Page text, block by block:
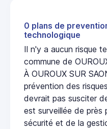
0 plans de
technologique
Il n'y a aucun risque
commune de
À OUROUX SUR
prévention des
devrait pas susciter
est surveillée de près
sécurité et de la